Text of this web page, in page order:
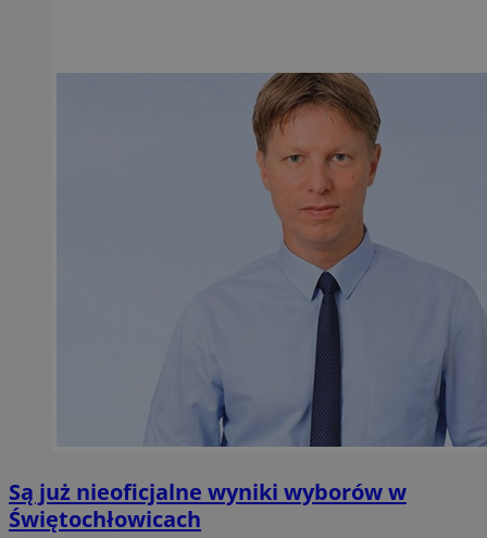
Są już nieoficjalne wyniki wyborów w
Świętochłowicach